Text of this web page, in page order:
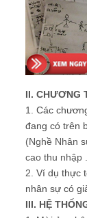
II. CHƯƠNG
1. Các
đang có trên
(Nghề Nhân
cao thu nhập
2. Ví dụ thực
nhân sự có
III. HỆ